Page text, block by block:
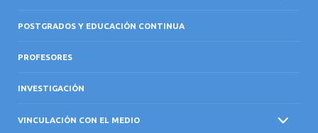
POSTGRADOS Y EDUCACIÓN CONTINUA
PROFESORES
INVESTIGACIÓN
VINCULACIÓN CON EL MEDIO